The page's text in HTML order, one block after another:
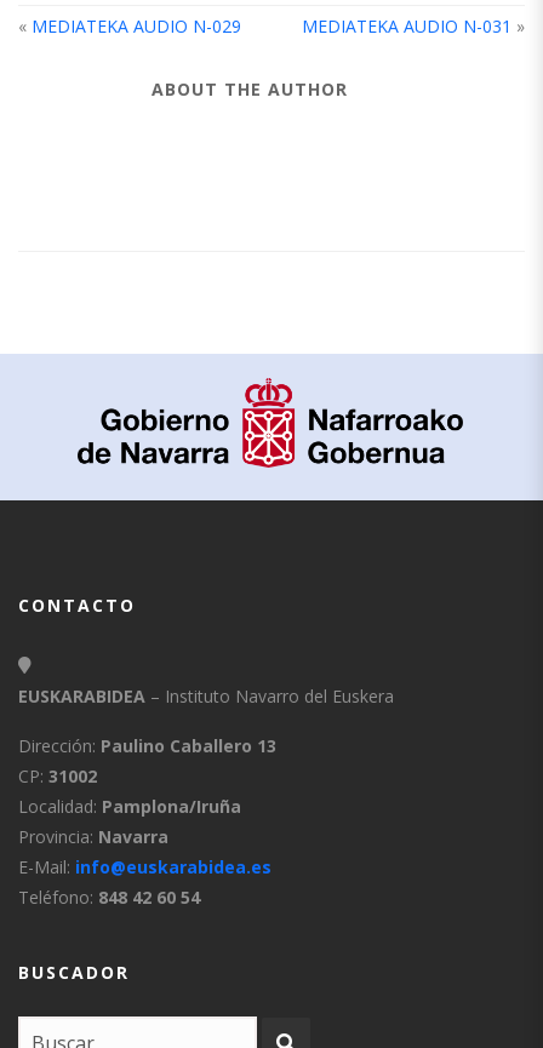
« MEDIATEKA AUDIO N-029 MEDIATEKA AUDIO N-031 »
ABOUT THE AUTHOR
CONTACTO
EUSKARABIDEA – Instituto Navarro del Euskera
Dirección: Paulino Caballero 13
CP: 31002
Localidad: Pamplona/Iruña
Provincia: Navarra
E-Mail: info@euskarabidea.es
Teléfono: 848 42 60 54
BUSCADOR